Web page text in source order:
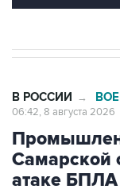
В РОССИИ →
06:42, 8 августа 2026
Самарской
атаке БПЛА